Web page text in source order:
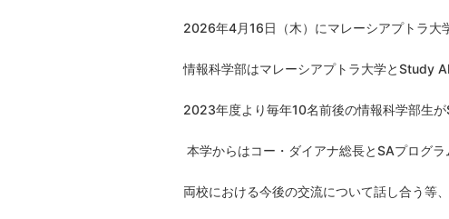
2026年4月16日（木）にマレーシアプトラ大
情報科学部はマレーシアプトラ大学とStudy
2023年度より毎年10名前後の情報科学部生が
本学からはコー・ダイアナ総長とSAプログラ
両校における今後の交流について話し合う等